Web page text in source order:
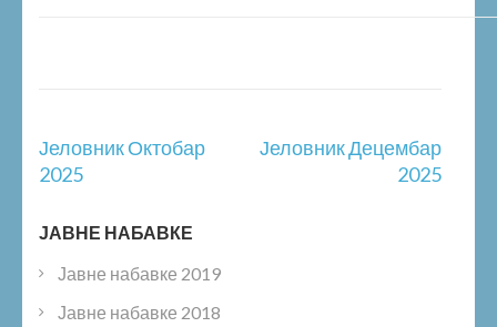
Post
navigation
Јеловник Октобар
2025
Јеловник Децембар
2025
ЈАВНЕ НАБАВКЕ
Јавне набавке 2019
Јавне набавке 2018